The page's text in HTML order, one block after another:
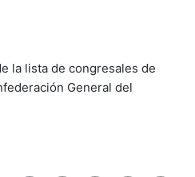
la lista de congresales de
General del